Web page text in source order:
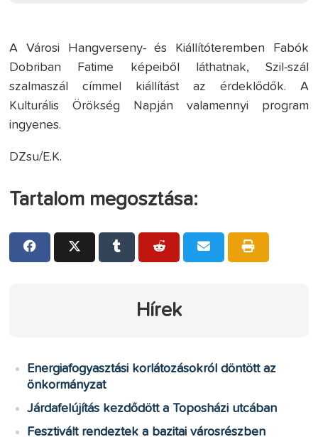
A Városi Hangverseny- és Kiállítóteremben Fabók
Dobriban Fatime képeiből láthatnak, Szil-szál
szalmaszál címmel kiállítást az érdeklődők. A
Kulturális Örökség Napján valamennyi program
ingyenes.
DZsu/E.K.
Tartalom megosztása:
Hírek
Energiafogyasztási korlátozásokról döntött az
önkormányzat
Járdafelújítás kezdődött a Toposházi utcában
Fesztivált rendeztek a bazitai városrészben